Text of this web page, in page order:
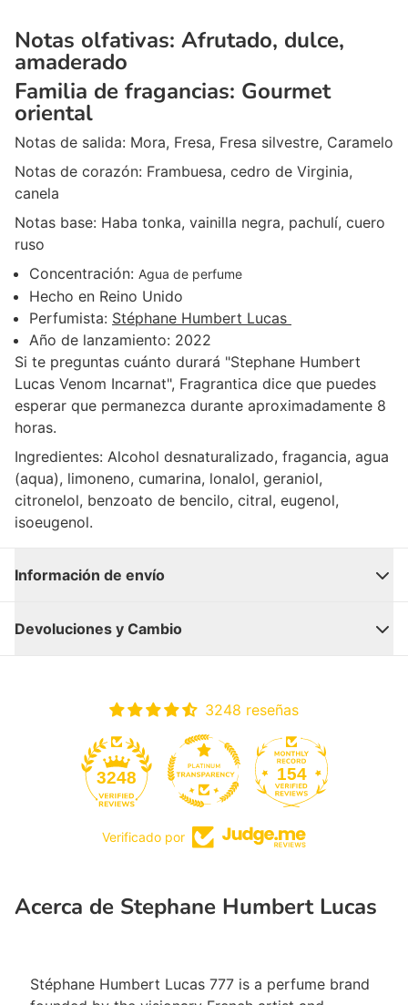
Notas olfativas: Afrutado, dulce,
amaderado
Familia de fragancias: Gourmet
oriental
Notas de salida: Mora, Fresa, Fresa silvestre, Caramelo
Notas de corazón: Frambuesa, cedro de Virginia,
canela
Notas base: Haba tonka, vainilla negra, pachulí, cuero
ruso
Concentración: Agua de perfume
Hecho en Reino Unido
Perfumista: Stéphane Humbert Lucas
Año de lanzamiento: 2022
Si te preguntas cuánto durará "Stephane Humbert
Lucas Venom Incarnat", Fragrantica dice que puedes
esperar que permanezca durante aproximadamente 8
horas.
Ingredientes: Alcohol desnaturalizado, fragancia, agua
(aqua), limoneno, cumarina, lonalol, geraniol,
citronelol, benzoato de bencilo, citral, eugenol,
isoeugenol.
Información de envío
Devoluciones y Cambio
3248 reseñas
154
Verificado por
Acerca de Stephane Humbert Lucas
Stéphane Humbert Lucas 777 is a perfume brand